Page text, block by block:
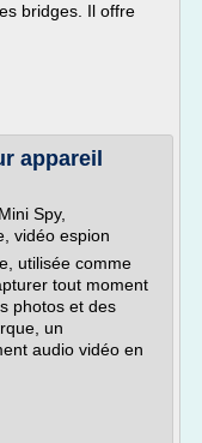
bridges. Il offre
appareil
Spy,
vidéo espion
utilisée comme
tout moment
photos et des
un
audio vidéo en